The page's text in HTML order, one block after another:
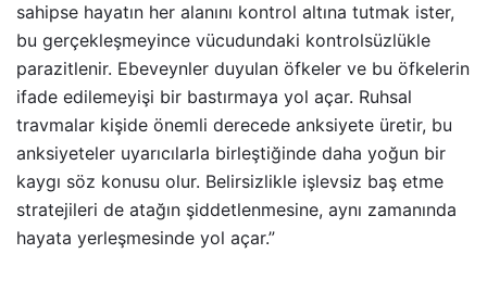
sahipse hayatın her alanını kontrol altına tutmak ister,
bu gerçekleşmeyince vücudundaki kontrolsüzlükle
parazitlenir. Ebeveynler duyulan öfkeler ve bu öfkelerin
ifade edilemeyişi bir bastırmaya yol açar. Ruhsal
travmalar kişide önemli derecede anksiyete üretir, bu
anksiyeteler uyarıcılarla birleştiğinde daha yoğun bir
kaygı söz konusu olur. Belirsizlikle işlevsiz baş etme
stratejileri de atağın şiddetlenmesine, aynı zamanında
hayata yerleşmesinde yol açar.”